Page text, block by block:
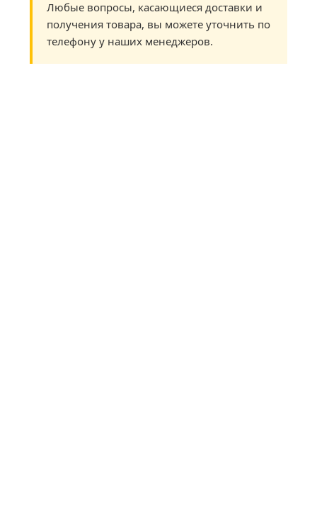
Любые вопросы, касающиеся доставки и
получения товара, вы можете уточнить по
телефону у наших менеджеров.